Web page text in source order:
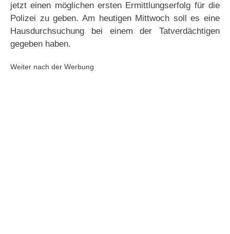
jetzt einen möglichen ersten Ermittlungserfolg für die
Polizei zu geben. Am heutigen Mittwoch soll es eine
Hausdurchsuchung bei einem der Tatverdächtigen
gegeben haben.
Weiter nach der Werbung